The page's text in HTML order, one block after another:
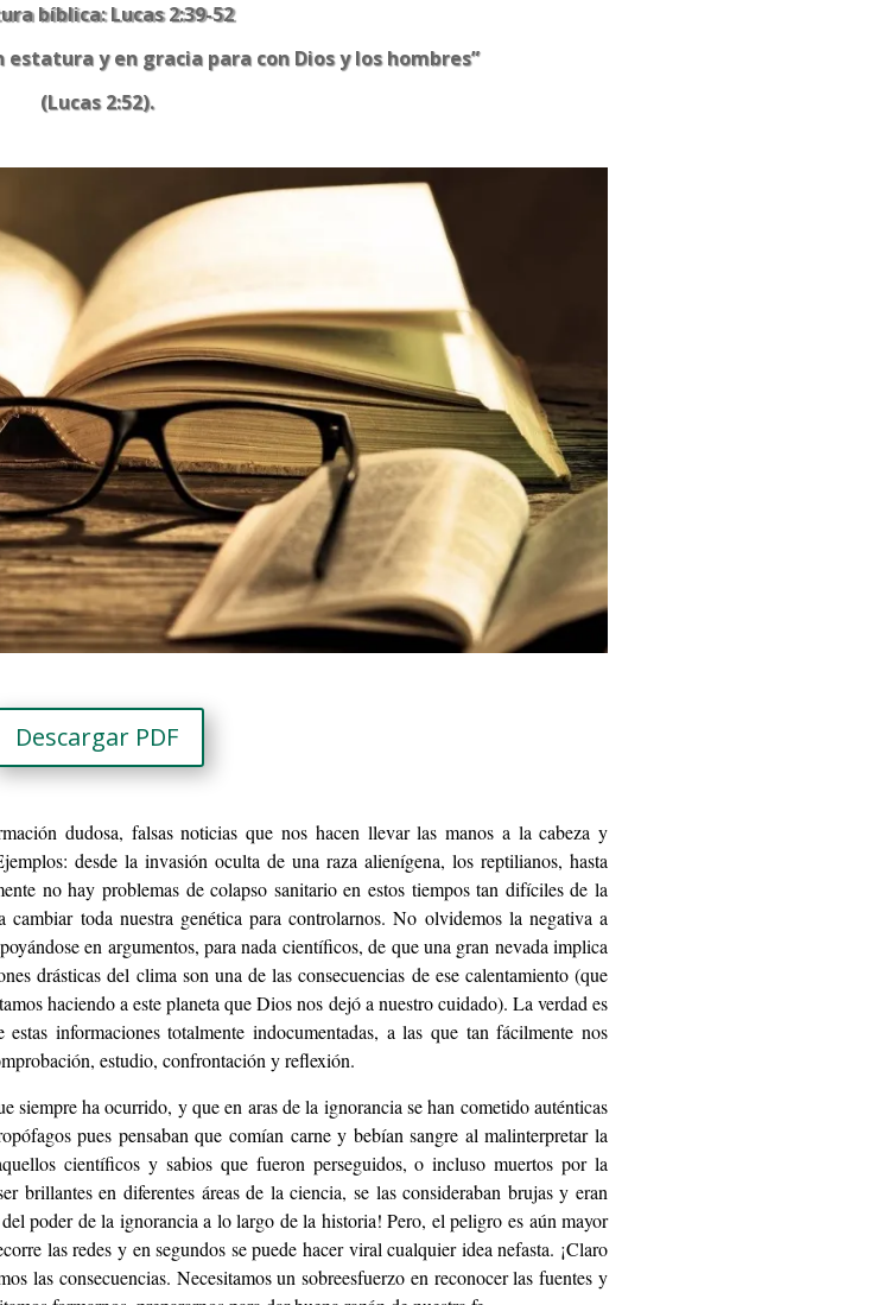
bíblica: Lucas 2:39-52
estatura y en gracia para con Dios y los hombres”
(Lucas 2:52).
Descargar PDF
dudosa, falsas noticias que nos hacen llevar las manos a la cabeza y
desde la invasión oculta de una raza alienígena, los reptilianos, hasta
no hay problemas de colapso sanitario en estos tiempos tan difíciles de la
toda nuestra genética para controlarnos. No olvidemos la negativa a
en argumentos, para nada científicos, de que una gran nevada implica
drásticas del clima son una de las consecuencias de ese calentamiento (que
haciendo a este planeta que Dios nos dejó a nuestro cuidado). La verdad es
informaciones totalmente indocumentadas, a las que tan fácilmente nos
estudio, confrontación y reflexión.
siempre ha ocurrido, y que en aras de la ignorancia se han cometido auténticas
pues pensaban que comían carne y bebían sangre al malinterpretar la
científicos y sabios que fueron perseguidos, o incluso muertos por la
brillantes en diferentes áreas de la ciencia, se las consideraban brujas y eran
poder de la ignorancia a lo largo de la historia! Pero, el peligro es aún mayor
las redes y en segundos se puede hacer viral cualquier idea nefasta. ¡Claro
las consecuencias. Necesitamos un sobreesfuerzo en reconocer las fuentes y